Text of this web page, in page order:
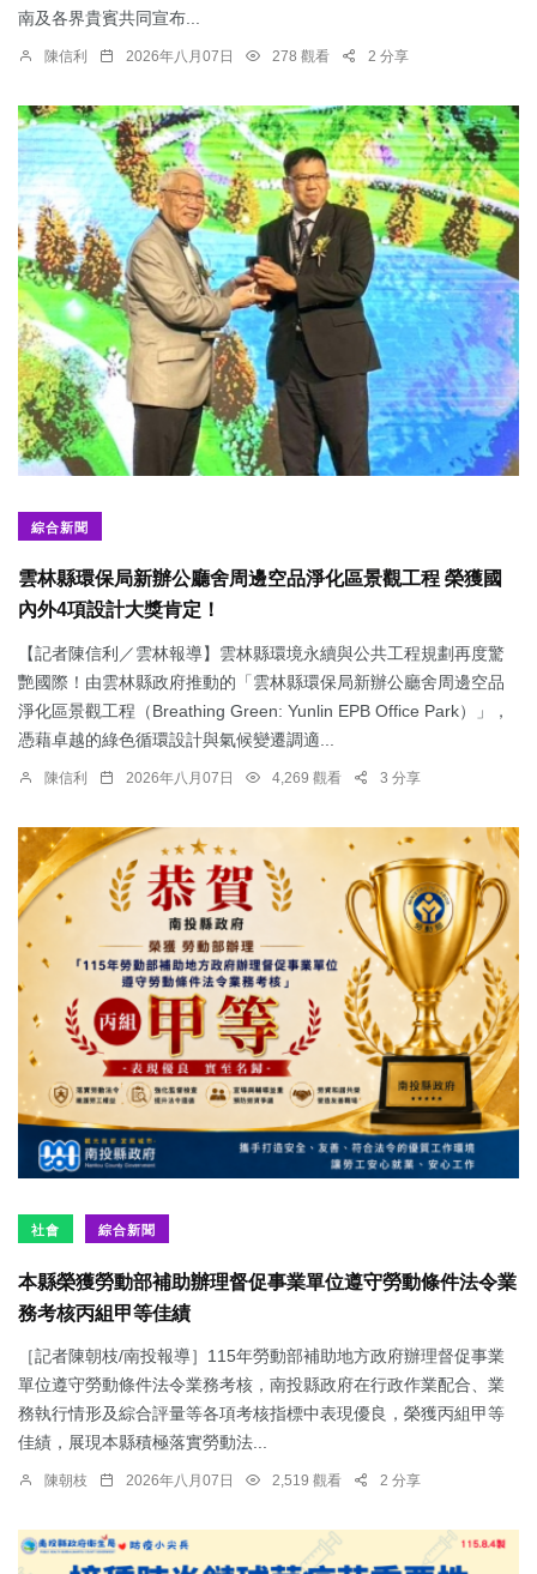
南及各界貴賓共同宣布...
陳信利 2026年八月07日 278 觀看 2 分享
綜合新聞
雲林縣環保局新辦公廳舍周邊空品淨化區景觀工程 榮獲國
內外4項設計大獎肯定！
【記者陳信利／雲林報導】雲林縣環境永續與公共工程規劃再度驚
艷國際！由雲林縣政府推動的「雲林縣環保局新辦公廳舍周邊空品
淨化區景觀工程（Breathing Green: Yunlin EPB Office Park）」，
憑藉卓越的綠色循環設計與氣候變遷調適...
陳信利 2026年八月07日 4,269 觀看 3 分享
社會 綜合新聞
本縣榮獲勞動部補助辦理督促事業單位遵守勞動條件法令業
務考核丙組甲等佳績
［記者陳朝枝/南投報導］115年勞動部補助地方政府辦理督促事業
單位遵守勞動條件法令業務考核，南投縣政府在行政作業配合、業
務執行情形及綜合評量等各項考核指標中表現優良，榮獲丙組甲等
佳績，展現本縣積極落實勞動法...
陳朝枝 2026年八月07日 2,519 觀看 2 分享